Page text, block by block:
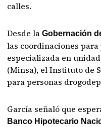
calles.
Desde laGobernación
las coordinaciones
especializada en
(Minsa), el Instituto de
para personas
García señaló que
Banco Hipotecario